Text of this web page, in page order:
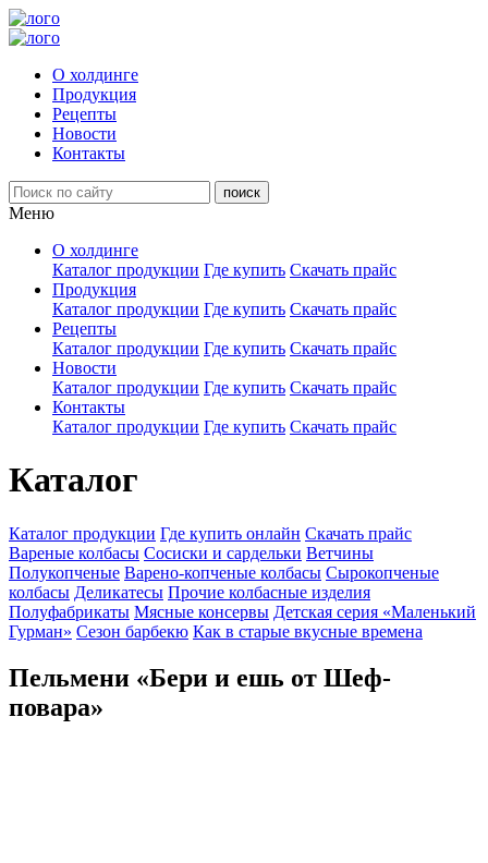
О холдинге
Продукция
Рецепты
Новости
Контакты
Меню
О холдинге
Каталог продукции Где купить Скачать прайс
Продукция
Каталог продукции Где купить Скачать прайс
Рецепты
Каталог продукции Где купить Скачать прайс
Новости
Каталог продукции Где купить Скачать прайс
Контакты
Каталог продукции Где купить Скачать прайс
Каталог
Каталог продукции Где купить онлайн Скачать прайс
Вареные колбасы Сосиски и сардельки Ветчины
Полукопченые Варено-копченые колбасы Сырокопченые
колбасы Деликатесы Прочие колбасные изделия
Полуфабрикаты Мясные консервы Детская серия «Маленький
Гурман» Сезон барбекю Как в старые вкусные времена
Пельмени «Бери и ешь от Шеф-
повара»